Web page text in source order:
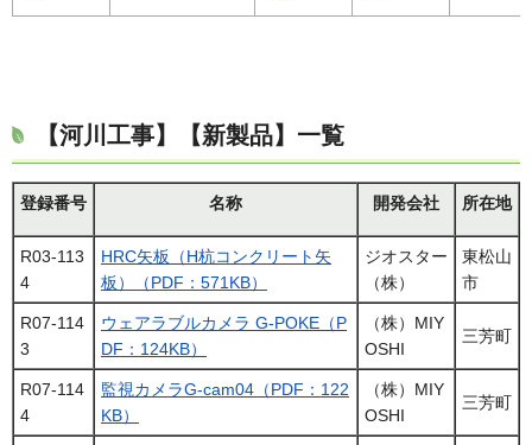
【河川工事】【新製品】一覧
登録番号 名称 開発会社 所在地
R03-113
4
HRC矢板（H杭コンクリート矢
板）（PDF：571KB）
ジオスター
（株）
東松山
市
R07-114
3
ウェアラブルカメラ G-POKE（P
DF：124KB）
（株）MIY
OSHI
三芳町
R07-114
4
監視カメラG-cam04（PDF：122
KB）
（株）MIY
OSHI
三芳町